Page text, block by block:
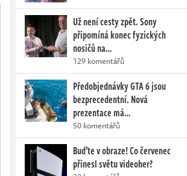
Už není cesty zpět. Sony
připomíná konec fyzických
nosičů na…
129 komentářů
Předobjednávky GTA 6 jsou
bezprecedentní. Nová
prezentace má…
50 komentářů
Buďte v obraze! Co červenec
přinesl světu videoher?